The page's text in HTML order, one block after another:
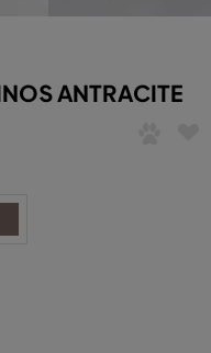
ANTRACITE